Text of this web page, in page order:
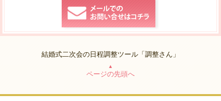
結婚式二次会の日程調整ツール「調整さん」
▲
ページの先頭へ